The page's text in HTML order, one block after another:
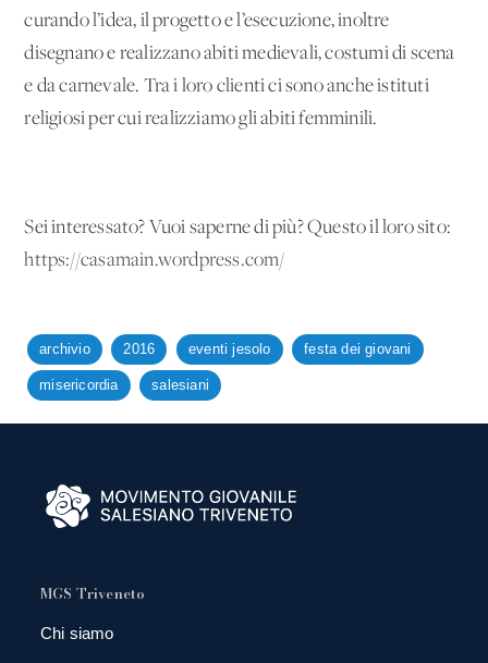
curando l’idea, il progetto e l’esecuzione, inoltre
disegnano e realizzano abiti medievali, costumi di scena
e da carnevale. Tra i loro clienti ci sono anche istituti
religiosi per cui realizziamo gli abiti femminili.
Sei interessato? Vuoi saperne di più? Questo il loro sito:
https://casamain.wordpress.com/
archivio 2016 eventi jesolo festa dei giovani
misericordia salesiani
MGS Triveneto
Chi siamo